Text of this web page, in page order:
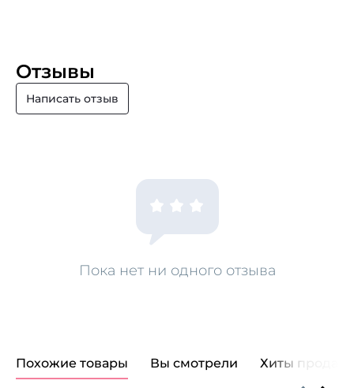
Отзывы
Написать отзыв
Пока нет ни одного отзыва
Похожие товары Вы смотрели Хиты продаж